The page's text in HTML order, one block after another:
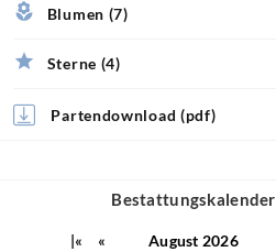
Blumen (7)
Sterne (4)
Partendownload (pdf)
Bestattungskalender
|« « August 2026